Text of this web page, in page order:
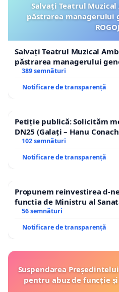
Salvați Teatrul Muzical
păstrarea managerului
Salvați Teatrul Muzical
păstrarea managerului
ROGOJAN
389 semnături
Notificare de transparență
Petiție publică: Solicităm
DN25 (Galați – Hanu
traseului în afara
102 semnături
Notificare de transparență
Propunem reinvestirea d-
functia de Ministru al
56 semnături
Notificare de transparență
Suspendarea
pentru abuz de funcție